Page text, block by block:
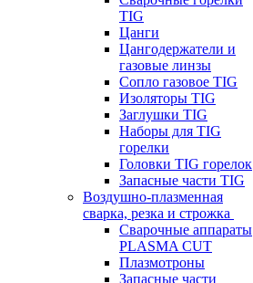
TIG
Цанги
Цангодержатели и
газовые линзы
Сопло газовое TIG
Изоляторы TIG
Заглушки TIG
Наборы для TIG
горелки
Головки TIG горелок
Запасные части TIG
Воздушно-плазменная
сварка, резка и строжка
Сварочные аппараты
PLASMA CUT
Плазмотроны
Запасные части